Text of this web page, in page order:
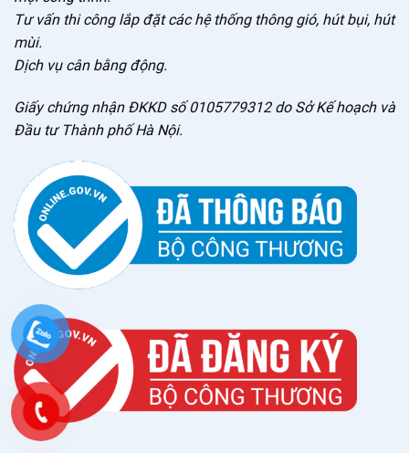
Tư vấn thi công lắp đặt các hệ thống thông gió, hút bụi, hút
mùi.
Dịch vụ cân bằng động.
Giấy chứng nhận ĐKKD số 0105779312 do Sở Kế hoạch và
Đầu tư Thành phố Hà Nội.